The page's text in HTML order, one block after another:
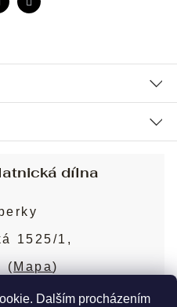
Dalším procházením
dílna
1525/1,
( Mapa)